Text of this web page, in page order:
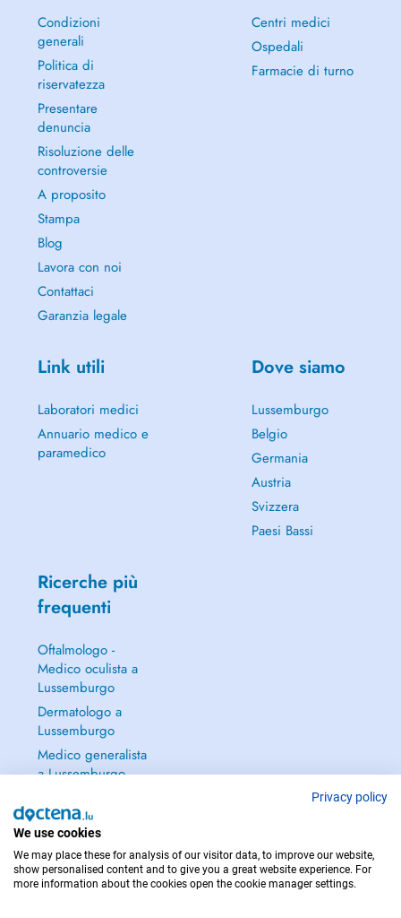
Condizioni
generali
Politica di
riservatezza
Presentare
denuncia
Risoluzione delle
controversie
A proposito
Stampa
Blog
Lavora con noi
Contattaci
Garanzia legale
Centri medici
Ospedali
Farmacie di turno
Link utili
Laboratori medici
Annuario medico e
paramedico
Dove siamo
Lussemburgo
Belgio
Germania
Austria
Svizzera
Paesi Bassi
Ricerche più
frequenti
Oftalmologo -
Medico oculista a
Lussemburgo
Dermatologo a
Lussemburgo
Medico generalista
a Lussemburgo
Lussemburgo
Continua a leggere
→
Privacy policy
We use cookies
We may place these for analysis of our visitor data, to improve our website,
show personalised content and to give you a great website experience. For
more information about the cookies open the cookie manager settings.